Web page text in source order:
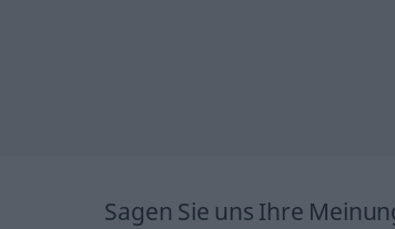
Sagen Sie uns Ihre